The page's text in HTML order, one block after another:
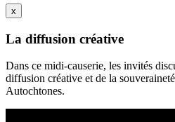
x
La diffusion créative
Dans ce midi-causerie, les invités
diffusion créative et de la
Autochtones.